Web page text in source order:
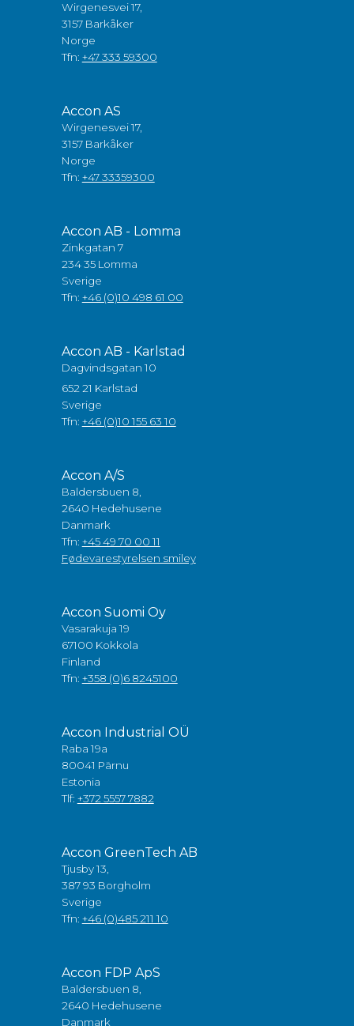
Wirgenesvei 17,
3157 Barkåker
Norge
Tfn: +47 333 59300
Accon AS
Wirgenesvei 17,
3157 Barkåker
Norge
Tfn: +47 33359300
Accon AB - Lomma
Zinkgatan 7
234 35 Lomma
Sverige
Tfn: +46 (0)10 498 61 00
Accon AB - Karlstad
Dagvindsgatan 10
652 21 Karlstad
Sverige
Tfn: +46 (0)10 155 63 10
Accon A/S
Baldersbuen 8,
2640 Hedehusene
Danmark
Tfn: +45 49 70 00 11
Fødevarestyrelsen smiley
Accon Suomi Oy
Vasarakuja 19
67100 Kokkola
Finland
Tfn: +358 (0)6 8245100
Accon Industrial OÜ
Raba 19a
80041 Pärnu
Estonia
Tlf: +372 5557 7882
Accon GreenTech AB
Tjusby 13,
387 93 Borgholm
Sverige
Tfn: +46 (0)485 211 10
Accon FDP ApS
Baldersbuen 8,
2640 Hedehusene
Danmark